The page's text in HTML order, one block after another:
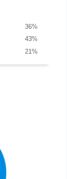
%
36
%
43
%
21